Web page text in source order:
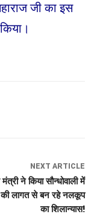
जी का इस
NEXT ARTICLE
ने किया सौन्धोवाली में
लागत से बन रहे नलकूप
का शिलान्यास!